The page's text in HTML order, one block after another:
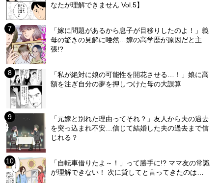
なたが理解できません Vol.5】
「嫁に問題があるから息子が目移りしたのよ！」義
母の驚きの見解に唖然…嫁の高学歴が原因だと主
張!?
「私が絶対に娘の可能性を開花させる…！」娘に高
額を注ぎ自分の夢を押しつけた母の大誤算
「元嫁と別れた理由ってそれ？」友人から夫の過去
を突っ込まれ不安…信じて結婚した夫の過去まで信
じれる？
「自転車借りたよ～！」って勝手に!? ママ友の常識
が理解できない！ 次に貸してと言ってきたのは…